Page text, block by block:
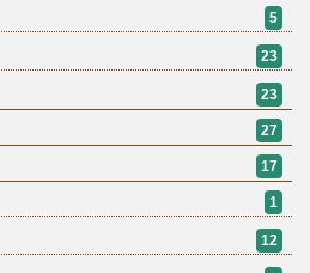
5
23
23
27
17
1
12